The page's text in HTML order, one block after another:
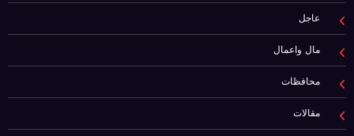
عاجل
مال واعمال
محافظات
مقالات